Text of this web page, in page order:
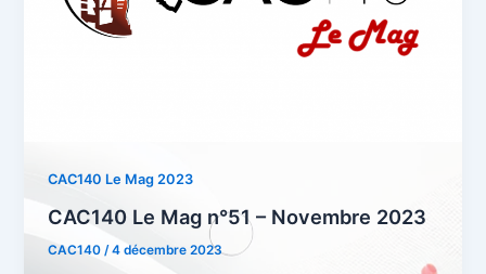
CAC140 Le Mag 2023
CAC140 Le Mag n°51 – Novembre 2023
CAC140 /4 décembre 2023